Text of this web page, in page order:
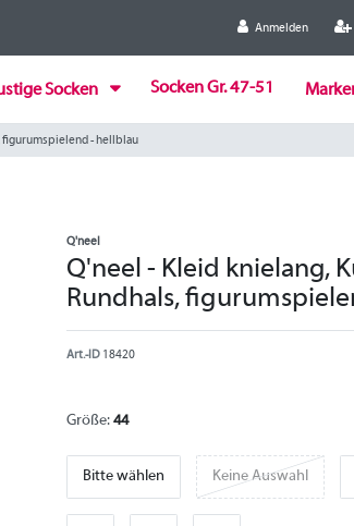
Anmelden
Socken Socken Gr. 47-51
figurumspielend - hellblau
Q'neel
Q'neel - Kleid knielang,
Rundhals,
Art.-ID 18420
Größe: 44
Bitte wählen Keine Auswahl